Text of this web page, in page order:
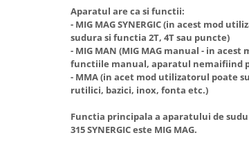
Pistoale de impact electrice si
Pistoale de vopsit
Prelungitoare
Polizoare electrice de banc si
Rindele si freze pentru lemn
Hote Incorporabile
Hote Country
Hote Cupolare
Accesorii, consumabile hote
Masini de tocat carne
Masini de carnati ( CARNATARI )
Aparatul are ca si functii:
- MIG MAG SYNERGIC (in acest mod
sudura si functia 2T, 4T sau puncte)
- MIG MAN (MIG MAG manual - in
functiile manual, aparatul nemaifiind
- MMA (in acet mod utilizatorul poate
rutilici, bazici, inox, fonta etc.)
Functia principala a aparatului de
315 SYNERGIC este MIG MAG.